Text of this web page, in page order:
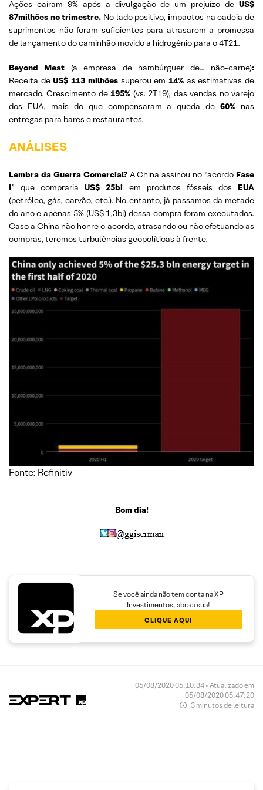
Ações caíram 9% após a divulgação de um prejuízo de US$
87milhões no trimestre. No lado positivo, impactos na cadeia de
suprimentos não foram suficientes para atrasarem a promessa
de lançamento do caminhão movido a hidrogênio para o 4T21.
Beyond Meat (a empresa de hambúrguer de… não-carne):
Receita deUS$ 113 milhõessuperou em 14%as estimativas de
mercado. Crescimento de195% (vs. 2T19), das vendas no varejo
dos EUA, mais do que compensaram a queda de60% nas
entregas para bares e restaurantes.
ANÁLISES
Lembra da Guerra Comercial? A China assinou no “acordo Fase
I” que comprariaUS$ 25bi em produtos fósseis dos EUA
(petróleo, gás, carvão, etc.). No entanto, já passamos da metade
do ano e apenas 5% (US$ 1,3bi) dessa compra foram executados.
Caso a China não honre o acordo, atrasando ou não efetuando as
compras, teremos turbulências geopolíticas à frente.
Fonte: Refinitiv
Bom dia!
Se você ainda não tem conta na XP
Investimentos, abra a sua!
CLIQUE AQUI
05/08/2020 05:10:34 • Atualizado em
05/08/2020 05:47:20
3 minutos de leitura